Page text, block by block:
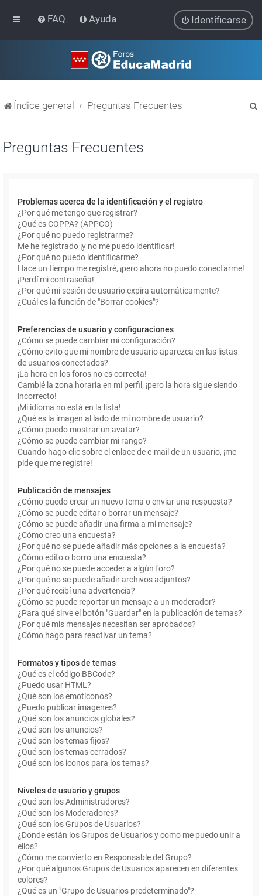
FAQ Ayuda Identificarse
Índice general Preguntas Frecuentes
Preguntas Frecuentes
Problemas acerca de la identificación y el registro
¿Por qué me tengo que registrar?
¿Qué es COPPA? (APPCO)
¿Por qué no puedo registrarme?
Me he registrado ¡y no me puedo identificar!
¿Por qué no puedo identificarme?
Hace un tiempo me registré, ¡pero ahora no puedo conectarme!
¡Perdí mi contraseña!
¿Por qué mi sesión de usuario expira automáticamente?
¿Cuál es la función de "Borrar cookies"?
Preferencias de usuario y configuraciones
¿Cómo se puede cambiar mi configuración?
¿Cómo evito que mi nombre de usuario aparezca en las listas
de usuarios conectados?
¡La hora en los foros no es correcta!
Cambié la zona horaria en mi perfil, ¡pero la hora sigue siendo
incorrecto!
¡Mi idioma no está en la lista!
¿Qué es la imagen al lado de mi nombre de usuario?
¿Cómo puedo mostrar un avatar?
¿Cómo se puede cambiar mi rango?
Cuando hago clic sobre el enlace de e-mail de un usuario, ¡me
pide que me registre!
Publicación de mensajes
¿Cómo puedo crear un nuevo tema o enviar una respuesta?
¿Cómo se puede editar o borrar un mensaje?
¿Cómo se puede añadir una firma a mi mensaje?
¿Cómo creo una encuesta?
¿Por qué no se puede añadir más opciones a la encuesta?
¿Cómo edito o borro una encuesta?
¿Por qué no se puede acceder a algún foro?
¿Por qué no se puede añadir archivos adjuntos?
¿Por qué recibí una advertencia?
¿Cómo se puede reportar un mensaje a un moderador?
¿Para qué sirve el botón "Guardar" en la publicación de temas?
¿Por qué mis mensajes necesitan ser aprobados?
¿Cómo hago para reactivar un tema?
Formatos y tipos de temas
¿Qué es el código BBCode?
¿Puedo usar HTML?
¿Qué son los emoticonos?
¿Puedo publicar imagenes?
¿Qué son los anuncios globales?
¿Qué son los anuncios?
¿Qué son los temas fijos?
¿Qué son los temas cerrados?
¿Qué son los iconos para los temas?
Niveles de usuario y grupos
¿Qué son los Administradores?
¿Qué son los Moderadores?
¿Qué son los Grupos de Usuarios?
¿Donde están los Grupos de Usuarios y como me puedo unir a
ellos?
¿Cómo me convierto en Responsable del Grupo?
¿Por qué algunos Grupos de Usuarios aparecen en diferentes
colores?
¿Qué es un "Grupo de Usuarios predeterminado"?